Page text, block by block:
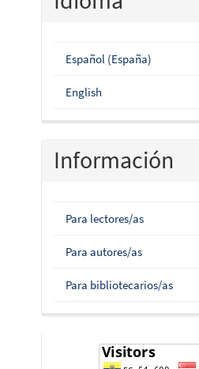
Español (España)
English
Información
Para lectores/as
Para autores/as
Para bibliotecarios/as